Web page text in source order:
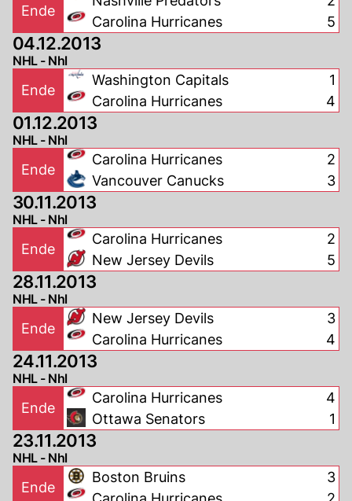
Ende
Carolina Hurricanes
5
04.12.2013
NHL - Nhl
Ende
Washington Capitals
Carolina Hurricanes
1
4
01.12.2013
NHL - Nhl
Ende
Carolina Hurricanes
Vancouver Canucks
2
3
30.11.2013
NHL - Nhl
Ende
Carolina Hurricanes
New Jersey Devils
2
5
28.11.2013
NHL - Nhl
Ende
New Jersey Devils
Carolina Hurricanes
3
4
24.11.2013
NHL - Nhl
Ende
Carolina Hurricanes
Ottawa Senators
4
1
23.11.2013
NHL - Nhl
Ende
Boston Bruins
3